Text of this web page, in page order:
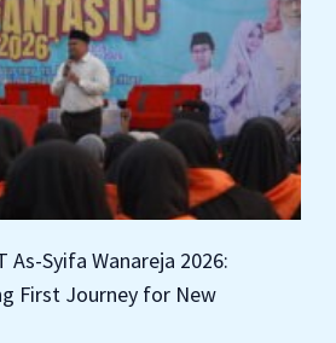
As-Syifa Wanareja 2026:
First Journey for New